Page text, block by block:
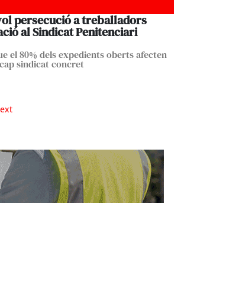
persecució a treballadors
al Sindicat Penitenciari
el 80% dels expedients oberts afecten
sindicat concret